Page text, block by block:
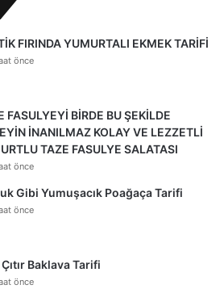
FIRINDA YUMURTALI EKMEK TARİFİ
önce
FASULYEYİ BİRDE BU ŞEKİLDE
İNANILMAZ KOLAY VE LEZZETLİ
TAZE FASULYE SALATASI
önce
Gibi Yumuşacık Poağaça Tarifi
önce
Çıtır Baklava Tarifi
önce